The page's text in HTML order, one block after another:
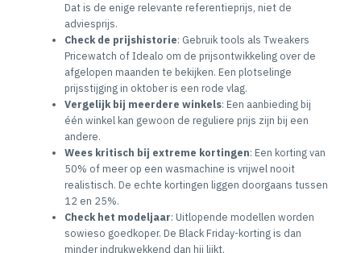
Dat is de enige relevante referentieprijs, niet de
adviesprijs.
Check de prijshistorie: Gebruik tools als Tweakers
Pricewatch of Idealo om de prijsontwikkeling over de
afgelopen maanden te bekijken. Een plotselinge
prijsstijging in oktober is een rode vlag.
Vergelijk bij meerdere winkels: Een aanbieding bij
één winkel kan gewoon de reguliere prijs zijn bij een
andere.
Wees kritisch bij extreme kortingen: Een korting van
50% of meer op een wasmachine is vrijwel nooit
realistisch. De echte kortingen liggen doorgaans tussen
12 en 25%.
Check het modeljaar: Uitlopende modellen worden
sowieso goedkoper. De Black Friday-korting is dan
minder indrukwekkend dan hij lijkt.